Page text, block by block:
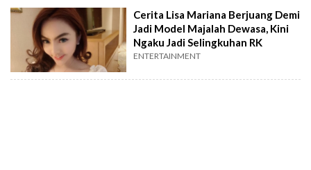
Cerita Lisa Mariana Berjuang Demi
Jadi Model Majalah Dewasa, Kini
Ngaku Jadi Selingkuhan RK
ENTERTAINMENT